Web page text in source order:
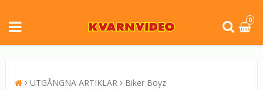
0
UTGÅNGNA ARTIKLAR Biker Boyz